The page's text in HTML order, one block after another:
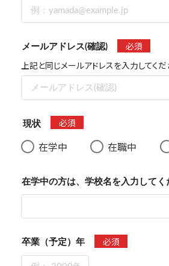
メールアドレス(確認)
必須
上記と同じメールアドレスを入力してくだ
現状 必須
在学中 在職中
在学中の方は、学校名を入力してく
卒業（予定）年 必須